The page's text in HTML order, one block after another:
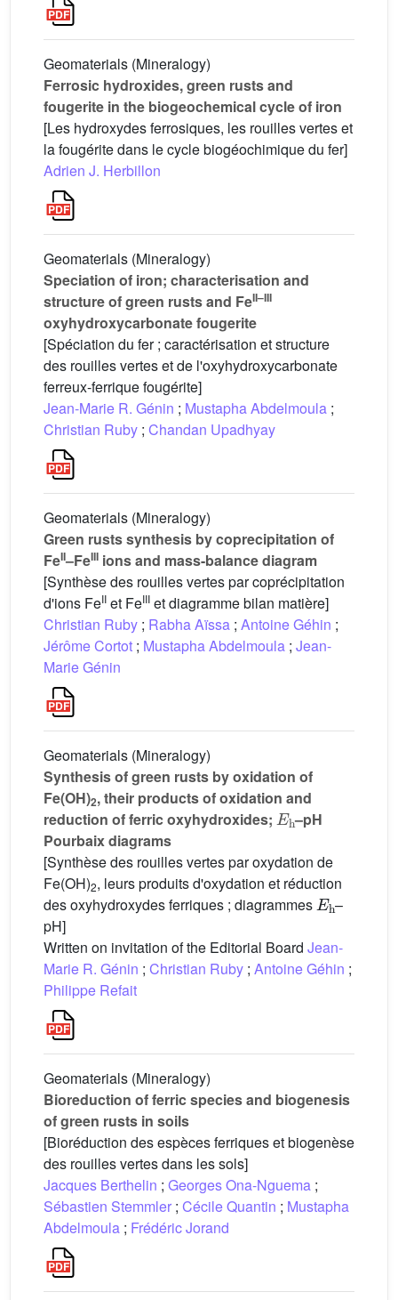
Geomaterials (Mineralogy)
Ferrosic hydroxides, green rusts and
fougerite in the biogeochemical cycle of iron
[Les hydroxydes ferrosiques, les rouilles vertes et
la fougérite dans le cycle biogéochimique du fer]
Adrien J. Herbillon
Geomaterials (Mineralogy)
Speciation of iron; characterisation and
structure of green rusts and FeII–III
oxyhydroxycarbonate fougerite
[Spéciation du fer ; caractérisation et structure
des rouilles vertes et de l'oxyhydroxycarbonate
ferreux-ferrique fougérite]
Jean-Marie R. Génin ; Mustapha Abdelmoula ;
Christian Ruby ; Chandan Upadhyay
Geomaterials (Mineralogy)
Green rusts synthesis by coprecipitation of
FeII–FeIII ions and mass-balance diagram
[Synthèse des rouilles vertes par coprécipitation
d'ions FeII et FeIII et diagramme bilan matière]
Christian Ruby ; Rabha Aïssa ; Antoine Géhin ;
Jérôme Cortot ; Mustapha Abdelmoula ; Jean-
Marie Génin
Geomaterials (Mineralogy)
Synthesis of green rusts by oxidation of
Fe(OH)2, their products of oxidation and
reduction of ferric oxyhydroxides;
Eh
–pH
Pourbaix diagrams
[Synthèse des rouilles vertes par oxydation de
Fe(OH)2, leurs produits d'oxydation et réduction
des oxyhydroxydes ferriques ; diagrammes
Eh
–
pH]
Written on invitation of the Editorial Board Jean-
Marie R. Génin ; Christian Ruby ; Antoine Géhin ;
Philippe Refait
Geomaterials (Mineralogy)
Bioreduction of ferric species and biogenesis
of green rusts in soils
[Bioréduction des espèces ferriques et biogenèse
des rouilles vertes dans les sols]
Jacques Berthelin ; Georges Ona-Nguema ;
Sébastien Stemmler ; Cécile Quantin ; Mustapha
Abdelmoula ; Frédéric Jorand